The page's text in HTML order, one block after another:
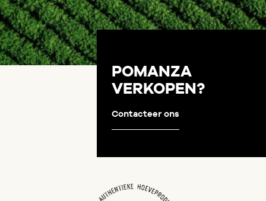
POMANZA
VERKOPEN?
Contacteer ons